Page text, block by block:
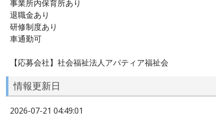
事業所内保育所あり
退職金あり
研修制度あり
車通勤可
【応募会社】社会福祉法人アパティア福祉会
情報更新日
2026-07-21 04:49:01